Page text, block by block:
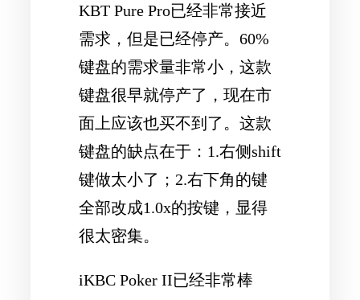
KBT Pure Pro已经非常接近
需求，但是已经停产。60%
键盘的需求量非常小，这款
键盘很早就停产了，现在市
面上应该也买不到了。这款
键盘的缺点在于：1.右侧shift
键做太小了；2.右下角的键
全部改成1.0x的按键，显得
很太密集。
iKBC Poker II已经非常棒